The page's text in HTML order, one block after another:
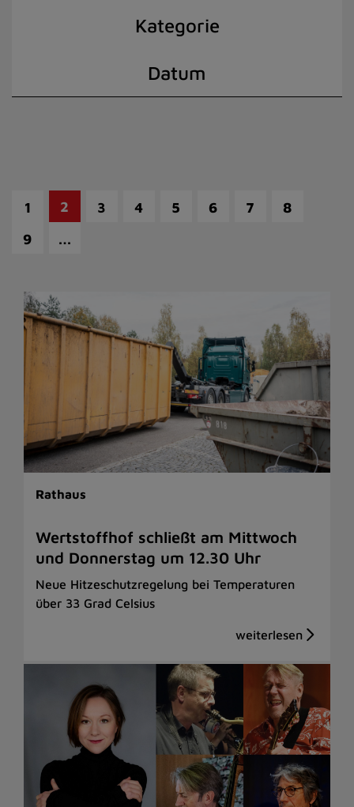
Kategorie
Datum
1 2 3 4 5 6 7
8
9
…
Rathaus
Wertstoffhof schließt am Mittwoch
und Donnerstag um 12.30 Uhr
Neue Hitzeschutzregelung bei Temperaturen
über 33 Grad Celsius